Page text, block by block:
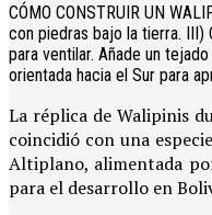
CÓMO CONSTRUIR UN
con piedras bajo la tierra. III)
para ventilar. Añade un
orientada hacia el Sur para
La réplica de Walipinis
coincidió con una
Altiplano, alimentada
para el desarrollo en